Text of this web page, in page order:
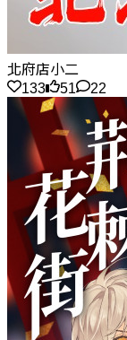
北府店小二
133
51 22